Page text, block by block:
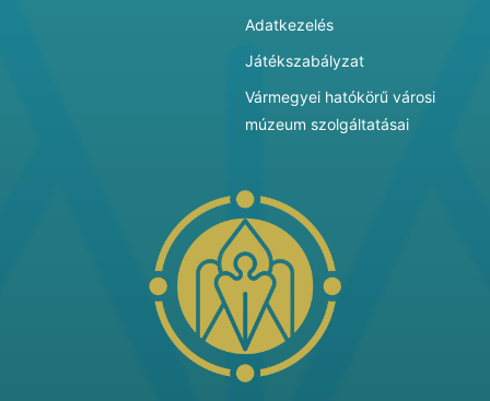
Adatkezelés
Játékszabályzat
Vármegyei hatókörű városi
múzeum szolgáltatásai